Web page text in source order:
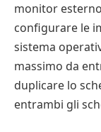
monitor
configurare le
sistema
massimo da
duplicare lo
entrambi gli